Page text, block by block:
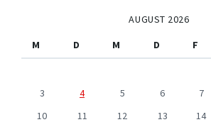
AUGUST 2026
M
D M D F
3
4 5 6 7
10
11 12 13 14